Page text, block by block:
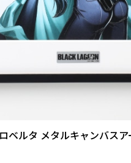
ベルタ メタルキャンバス